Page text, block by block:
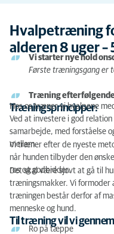
Hvalpetræning
alderen 8 uger –
Vi starter nye hold
Første træningsgang er
Træning efterfølgende
Træningsprincipper:
Hos os træner vi hvalpene
Ved at investere i god
samarbejde, med forståelse
mellem.
Vi træner efter de nyeste
når hunden tilbyder den
ros og godbidder.
Det skal være sjovt at gå til
træningsmakker. Vi formoder
træningen består derfor af
menneske og hund.
Til træning vil vi
Ro på tæppe